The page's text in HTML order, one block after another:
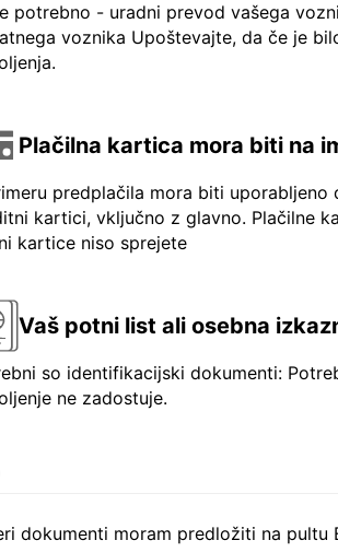
potrebno - uradni prevod vašega
voznika Upoštevajte, da če je
Plačilna kartica mora biti na
predplačila mora biti
kartici, vključno z glavno. Plačilne
kartice niso sprejete
Vaš potni list ali osebna
so identifikacijski dokumenti:
ne zadostuje.
dokumenti moram predložiti na pultu